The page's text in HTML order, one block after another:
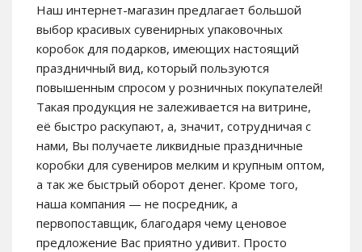
Наш интернет-магазин предлагает большой
выбор красивых сувенирных упаковочных
коробок для подарков, имеющих настоящий
праздничный вид, который пользуются
повышенным спросом у розничных покупателей!
Такая продукция не залеживается на витрине,
её быстро раскупают, а, значит, сотрудничая с
нами, Вы получаете ликвидные праздничные
коробки для сувениров мелким и крупным оптом,
а так же быстрый оборот денег. Кроме того,
наша компания — не посредник, а
первопоставщик, благодаря чему ценовое
предложение Вас приятно удивит. Просто